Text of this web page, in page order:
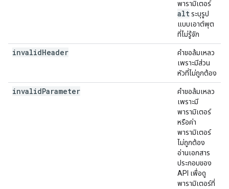
พารามิเตอร์
altระบุรูป
แบบเอาต์พุต
ที่ไม่รู้จัก
invalidHeader
คำขอล้มเหลว
เพราะมีส่วน
หัวที่ไม่ถูกต้อง
invalidParameter
คำขอล้มเหลว
เพราะมี
พารามิเตอร์
หรือค่า
พารามิเตอร์
ไม่ถูกต้อง
อ่านเอกสาร
ประกอบของ
API เพื่อดู
พารามิเตอร์ที่